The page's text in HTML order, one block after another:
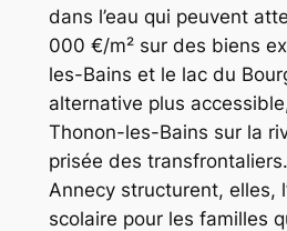
dans l’eau qui peuvent
000 €/m² sur des biens
les-Bains et le lac du
alternative plus
Thonon-les-Bains sur la
prisée des
Annecy structurent, elles,
scolaire pour les familles